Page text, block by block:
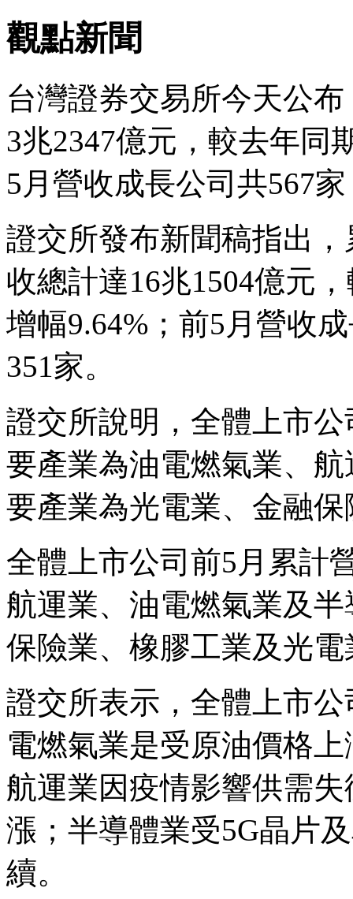
觀點新聞
台灣證券交易所今天公
3兆2347億元，較去年同
5月營收成長公司共567
證交所發布新聞稿指出
收總計達16兆1504億元
增幅9.64%；前5月營收
351家。
證交所說明，全體上市
要產業為油電燃氣業、
要產業為光電業、金融
全體上市公司前5月累計
航運業、油電燃氣業及
保險業、橡膠工業及光電
證交所表示，全體上市
電燃氣業是受原油價格
航運業因疫情影響供需
漲；半導體業受5G晶片
續。